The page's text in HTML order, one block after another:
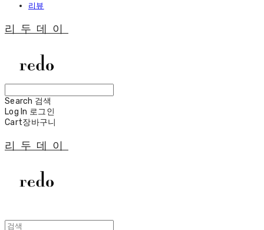
리뷰
리두데이
Search 검색
Log In 로그인
Cart장바구니
리두데이